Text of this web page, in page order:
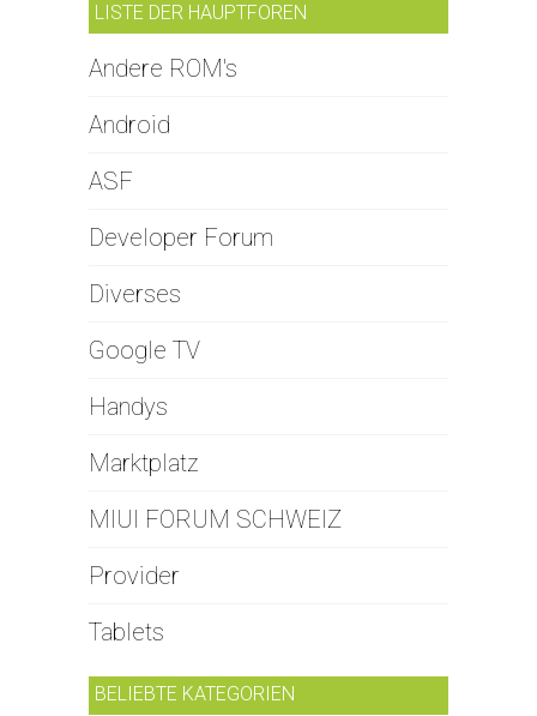
LISTE DER HAUPTFOREN
Andere ROM's
Android
ASF
Developer Forum
Diverses
Google TV
Handys
Marktplatz
MIUI FORUM SCHWEIZ
Provider
Tablets
BELIEBTE KATEGORIEN